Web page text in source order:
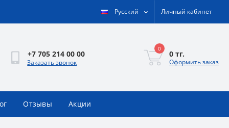
Русский Личный кабинет
+7 705 214 00 00
Заказать звонок
0
0 тг.
Оформить заказ
Отзывы Акции